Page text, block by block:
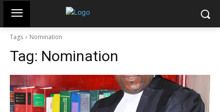
Tags Nomination
Tag: Nomination